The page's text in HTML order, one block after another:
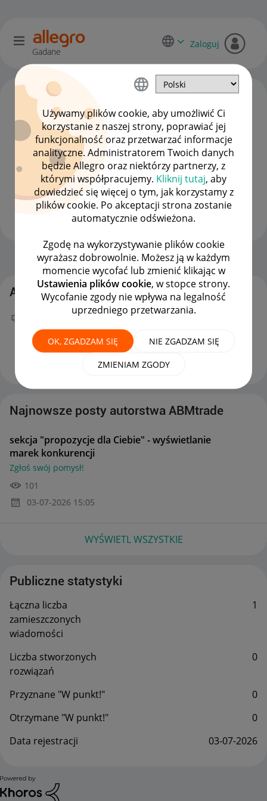
Używamy plików cookie, aby umożliwić Ci
korzystanie z naszej strony, poprawiać jej
funkcjonalność oraz przetwarzać informacje
analityczne. Administratorem Twoich danych
będzie Allegro oraz niektórzy partnerzy, z
którymi współpracujemy. Kliknij tutaj, aby
dowiedzieć się więcej o tym, jak korzystamy z
plików cookie. Po akceptacji strona zostanie
automatycznie odświeżona.
Zgodę na wykorzystywanie plików cookie
wyrażasz dobrowolnie. Możesz ją w każdym
momencie wycofać lub zmienić klikając w
Ustawienia plików cookie, w stopce strony.
Wycofanie zgody nie wpływa na legalność
uprzedniego przetwarzania.
OK, ZGADZAM SIĘ NIE ZGADZAM SIĘ
ZMIENIAM ZGODY
Gadane
Zaloguj
ABMtrade
#1 Nowicjusz
Strona Główna OPCJE
Aktywność ABMtrade
Twój nowy wpis
sekcja "propozycje dla Ciebie" -
wyświetlanie marek konkurencji
swój pomysł!można już podziwiać :)‎03-07-2026
Najnowsze posty autorstwa ABMtrade
sekcja "propozycje dla Ciebie" - wyświetlanie
marek konkurencji
Zgłoś swój pomysł!
101
‎03-07-2026 15:05
WYŚWIETL WSZYSTKIE
Publiczne statystyki
Łączna liczba
zamieszczonych
wiadomości
1
Liczba stworzonych
rozwiązań
0
Przyznane "W punkt!"
0
Otrzymane "W punkt!"
0
Data rejestracji
‎03-07-2026